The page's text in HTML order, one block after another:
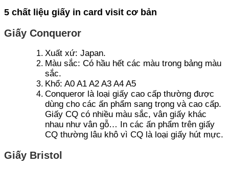
5 chất liệu giấy in card visit cơ bản
Giấy Conqueror
Xuất xứ: Japan.
Màu sắc: Có hầu hết các màu trong bảng màu
sắc.
Khổ: A0 A1 A2 A3 A4 A5
Conqueror là loại giấy cao cấp thường được
dùng cho các ấn phẩm sang trọng và cao cấp.
Giấy CQ có nhiều màu sắc, vân giấy khác
nhau như vân gỗ… In các ấn phẩm trên giấy
CQ thường lâu khô vì CQ là loại giấy hút mực.
Giấy Bristol